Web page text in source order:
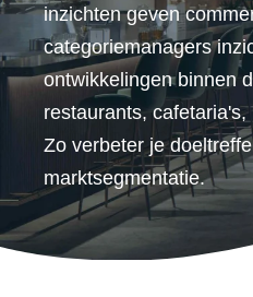
inzichten geven
categoriemanagers
ontwikkelingen binnen
restaurants,
Zo verbeter je
marktsegmentatie.